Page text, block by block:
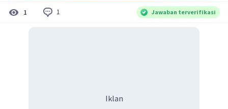
1 1 Jawaban terverifikasi
Iklan